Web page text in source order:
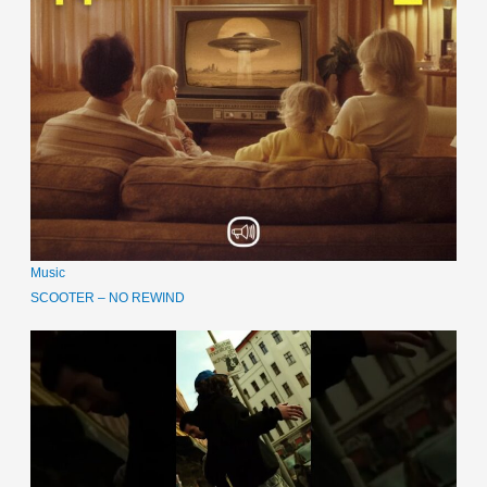
Music
SCOOTER – NO REWIND